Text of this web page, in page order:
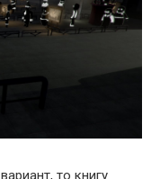
то книгу